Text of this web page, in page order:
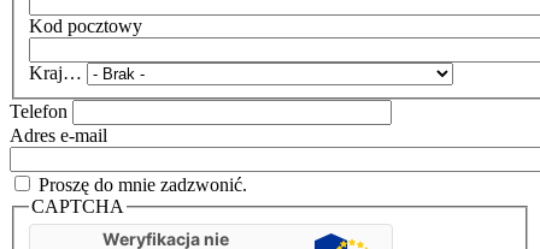
Kod pocztowy
Kraj…
Telefon
Adres e-mail
Proszę do mnie zadzwonić.
CAPTCHA
Weryfikacja nie